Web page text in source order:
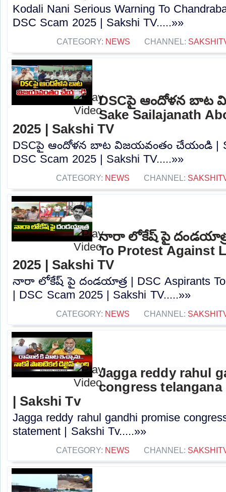
Kodali Nani Serious Warning To
DSC Scam 2025 | Sakshi TV.....»»
CATEGORY: NEWS CHANNEL:
DSCపై ఆందోళన బాట
Sake Sailajanath
2025 | Sakshi TV
DSCపై ఆందోళన బాట విజయవంతం చేయండి |
DSC Scam 2025 | Sakshi TV.....»»
CATEGORY: NEWS CHANNEL:
నారా లోకేష్ పై దండయాత్ర
To Protest Against
2025 | Sakshi TV
నారా లోకేష్ పై దండయాత్ర | DSC Aspirants To
| DSC Scam 2025 | Sakshi TV.....»»
CATEGORY: NEWS CHANNEL:
Jagga reddy rahul
congress
| Sakshi Tv
Jagga reddy rahul gandhi promise
statement | Sakshi Tv.....»»
CATEGORY: NEWS CHANNEL: